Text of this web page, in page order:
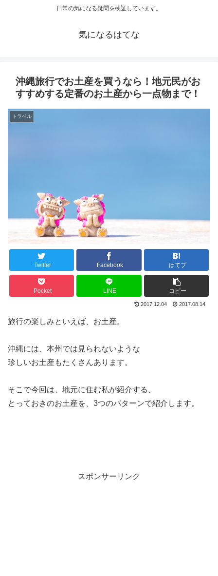
日常の気になる疑問を検証しています。
気になるはてな
沖縄旅行でお土産を買うなら！地元民がお
すすめする定番のお土産から一点物まで！
トラベル
Twitter Facebook はてブ
Pocket LINE コピー
2017.12.04 2017.08.14
旅行の楽しみといえば、お土産。
沖縄には、本州では見られないような
珍しいお土産もたくさんあります。
そこで今回は、地元に住む私が紹介する、
とっておきのお土産を、3つのパターンで紹介します。
スポンサーリンク